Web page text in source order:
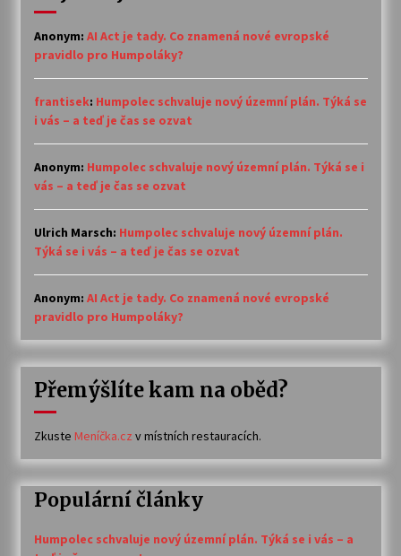
Anonym: AI Act je tady. Co znamená nové evropské
pravidlo pro Humpoláky?
frantisek: Humpolec schvaluje nový územní plán. Týká se
i vás – a teď je čas se ozvat
Anonym: Humpolec schvaluje nový územní plán. Týká se i
vás – a teď je čas se ozvat
Ulrich Marsch: Humpolec schvaluje nový územní plán.
Týká se i vás – a teď je čas se ozvat
Anonym: AI Act je tady. Co znamená nové evropské
pravidlo pro Humpoláky?
Přemýšlíte kam na oběd?
Zkuste Meníčka.cz v místních restauracích.
Populární články
Humpolec schvaluje nový územní plán. Týká se i vás – a